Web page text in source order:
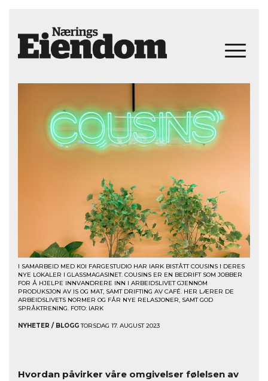
I SAMARBEID MED KOI FARGESTUDIO HAR IARK BISTÅTT COUSINS I DERES
NYE LOKALER I GLASSMAGASINET. COUSINS ER EN BEDRIFT SOM JOBBER
FOR Å HJELPE INNVANDRERE INN I ARBEIDSLIVET GJENNOM
PRODUKSJON AV IS OG MAT, SAMT DRIFTING AV CAFÉ. HER LÆRER DE
ARBEIDSLIVETS NORMER OG FÅR NYE RELASJONER, SAMT GOD
SPRÅKTRENING. FOTO: IARK
NYHETER / BLOGGTORSDAG 17. AUGUST 2023
Hvordan påvirker våre omgivelser følelsen av